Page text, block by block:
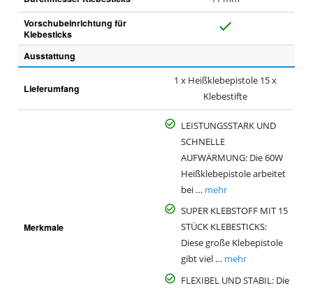
Vorschubeinrichtung für
Klebesticks
Ausstattung
Lieferumfang
1 x Heißklebepistole 15 x
Klebestifte
Merkmale
LEISTUNGSSTARK UND
SCHNELLE
AUFWÄRMUNG: Die 60W
Heißklebepistole arbeitet
bei … mehr
SUPER KLEBSTOFF MIT 15
STÜCK KLEBESTICKS:
Diese große Klebepistole
gibt viel … mehr
FLEXIBEL UND STABIL: Die